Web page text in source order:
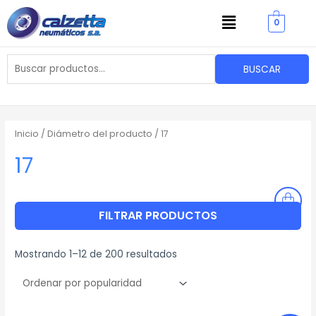
al
contenido
Menu 0
Buscar
por:
BUSCAR
Inicio / Diámetro del producto / 17
17
FILTRAR PRODUCTOS
Mostrando 1–12 de 200 resultados
popularidad